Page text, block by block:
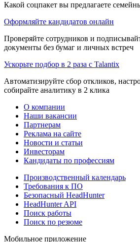
Какой соцпакет вы предлагаете
Оформляйте кандидатов онлайн
Проверяйте сотрудников и
документы без бумаг и личных встреч
Ускорьте подбор в 2 раза с Talantix
Автоматизируйте сбор откликов,
собирайте аналитику в 2 клика
О компании
Наши вакансии
Партнерам
Реклама на сайте
Новости и статьи
Инвесторам
Кандидаты по профессиям
Производственный календарь
Требования к ПО
Безопасный HeadHunter
HeadHunter API
Поиск работы
Поиск по резюме
Мобильное приложение